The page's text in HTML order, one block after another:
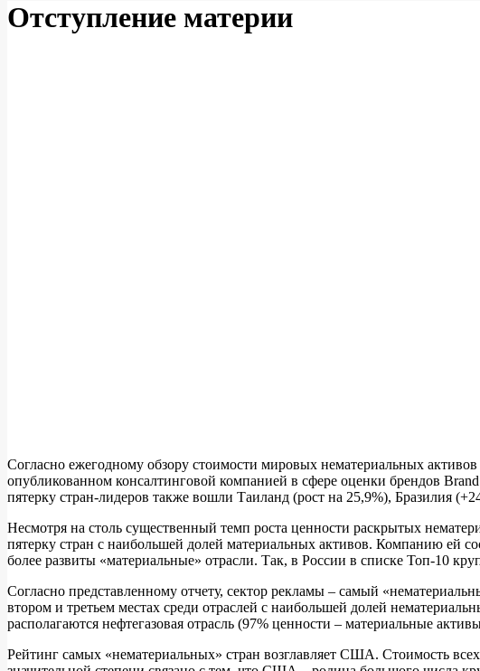
Отступление материи
Согласно ежегодному обзору стоимости мировых нематериальных
опубликованном консалтинговой компанией в сфере оценки брендов
пятерку стран-лидеров также вошли Таиланд (рост на 25,9%), Бразилия
Несмотря на столь существенный темп роста ценности раскрытых
пятерку стран с наибольшей долей материальных активов. Компанию ей
более развиты «материальные» отрасли. Так, в России в списке Топ-10
Согласно представленному отчету, сектор рекламы – самый
втором и третьем местах среди отраслей с наибольшей долей
располагаются нефтегазовая отрасль (97% ценности – материальные
Рейтинг самых «нематериальных» стран возглавляет США. Стоимость